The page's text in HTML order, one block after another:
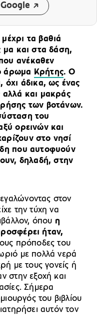
τα βαθιά
μα και στα δάση,
ανέκαθεν
άρωμα Κρήτης. Ο
όχι άδικα, ως ένας
αλλά και μακράς
των βοτάνων.
του
ορεινών και
στο νησί
που αυτοφυούν
δηλαδή, στην
στον
την τύχη να
όπου η
ήταν,
πρόποδες του
με πολλά νερά
με τους γονείς ή
στην εξοχή και
Σήμερα
του βιβλίου
αυτόν τον